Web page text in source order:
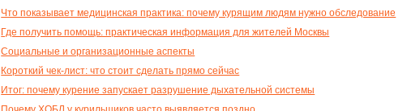
Что показывает медицинская практика: почему курящим людям нужно обследование
Где получить помощь: практическая информация для жителей Москвы
Социальные и организационные аспекты
Короткий чек-лист: что стоит сделать прямо сейчас
Итог: почему курение запускает разрушение дыхательной системы